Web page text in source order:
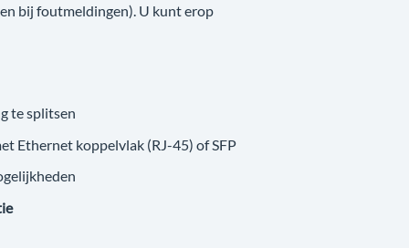
bij foutmeldingen). U kunt erop
te splitsen
Ethernet koppelvlak (RJ-45) of SFP